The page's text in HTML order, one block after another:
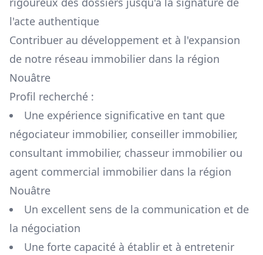
l'acte authentique
Contribuer au développement et à l'expansion
de notre réseau immobilier dans la région
Nouâtre
Profil recherché :
Une expérience significative en tant que
négociateur immobilier, conseiller immobilier,
consultant immobilier, chasseur immobilier ou
agent commercial immobilier dans la région
Nouâtre
Un excellent sens de la communication et de
la négociation
Une forte capacité à établir et à entretenir